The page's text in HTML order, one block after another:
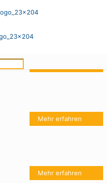
Mehr erfahren
Mehr erfahren